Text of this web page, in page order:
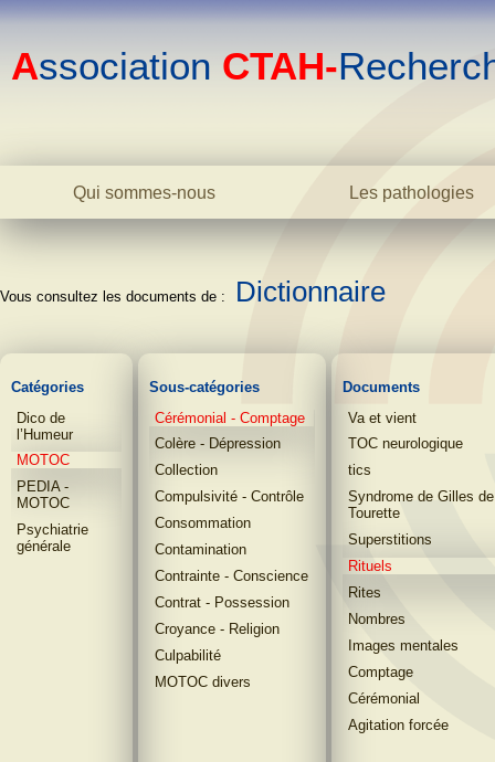
Association CTAH-
Qui sommes-nous Les pathologies
La cyclothymie
L'anxiété
L'addiction
Dictionnaire
Dictionnaire
Catégories
Dico de
l’Humeur
MOTOC
PEDIA -
MOTOC
Psychiatrie
générale
Sous-catégories
Cérémonial - Comptage
Colère - Dépression
Collection
Compulsivité - Contrôle
Consommation
Contamination
Contrainte - Conscience
Contrat - Possession
Croyance - Religion
Culpabilité
MOTOC divers
Documents
Va et vient
TOC neurologique
tics
Syndrome de Gilles
Tourette
Superstitions
Rituels
Rites
Nombres
Images mentales
Comptage
Cérémonial
Agitation forcée